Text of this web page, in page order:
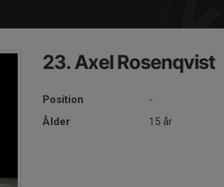
23. Axel Rosenqvist
Position
-
Ålder
15 år